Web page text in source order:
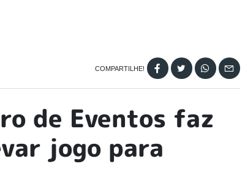
de Eventos faz
jogo para